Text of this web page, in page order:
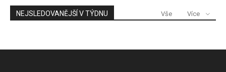
NEJSLEDOVANĚJŠÍ V TÝDNU Vše Více